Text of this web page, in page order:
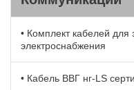
• Комплект кабелей для
электроснабжения
• Кабель BBГ нг-LS